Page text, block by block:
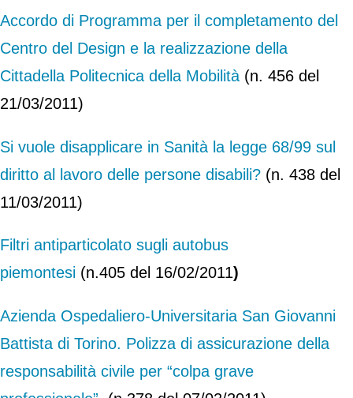
Accordo di Programma per il completamento del
Centro del Design e la realizzazione della
Cittadella Politecnica della Mobilità (n. 456 del
21/03/2011)
Si vuole disapplicare in Sanità la legge 68/99 sul
diritto al lavoro delle persone disabili? (n. 438 del
11/03/2011)
Filtri antiparticolato sugli autobus
piemontesi (n.405 del 16/02/2011)
Azienda Ospedaliero-Universitaria San Giovanni
Battista di Torino. Polizza di assicurazione della
responsabilità civile per “colpa grave